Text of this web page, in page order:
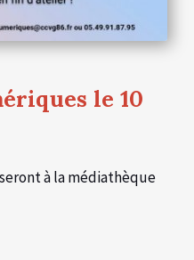
le 10
à la médiathèque